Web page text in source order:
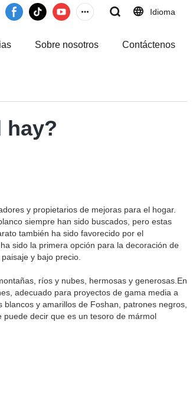
Idioma
Sobre nosotros Contáctenos
hay?
y propietarios de mejoras para el hogar.
siempre han sido buscados, pero estas
también ha sido favorecido por el
sido la primera opción para la decoración de
y bajo precio.
ríos y nubes, hermosas y generosas.En
adecuado para proyectos de gama media a
y amarillos de Foshan, patrones negros,
decir que es un tesoro de mármol